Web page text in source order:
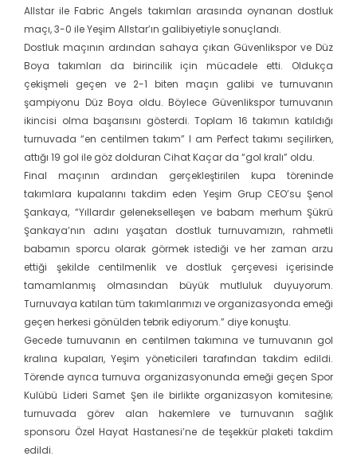
Allstar ile Fabric Angels takımları arasında oynanan dostluk
maçı, 3-0 ile Yeşim Allstar’ın galibiyetiyle sonuçlandı.
Dostluk maçının ardından sahaya çıkan Güvenlikspor ve Düz
Boya takımları da birincilik için mücadele etti. Oldukça
çekişmeli geçen ve 2-1 biten maçın galibi ve turnuvanın
şampiyonu Düz Boya oldu. Böylece Güvenlikspor turnuvanın
ikincisi olma başarısını gösterdi. Toplam 16 takımın katıldığı
turnuvada “en centilmen takım” I am Perfect takımı seçilirken,
attığı 19 gol ile göz dolduran Cihat Kaçar da “gol kralı” oldu.
Final maçının ardından gerçekleştirilen kupa töreninde
takımlara kupalarını takdim eden Yeşim Grup CEO’su Şenol
Şankaya, “Yıllardır gelenekselleşen ve babam merhum Şükrü
Şankaya’nın adını yaşatan dostluk turnuvamızın, rahmetli
babamın sporcu olarak görmek istediği ve her zaman arzu
ettiği şekilde centilmenlik ve dostluk çerçevesi içerisinde
tamamlanmış olmasından büyük mutluluk duyuyorum.
Turnuvaya katılan tüm takımlarımızı ve organizasyonda emeği
geçen herkesi gönülden tebrik ediyorum.” diye konuştu.
Gecede turnuvanın en centilmen takımına ve turnuvanın gol
kralına kupaları, Yeşim yöneticileri tarafından takdim edildi.
Törende ayrıca turnuva organizasyonunda emeği geçen Spor
Kulübü Lideri Samet Şen ile birlikte organizasyon komitesine;
turnuvada görev alan hakemlere ve turnuvanın sağlık
sponsoru Özel Hayat Hastanesi’ne de teşekkür plaketi takdim
edildi.